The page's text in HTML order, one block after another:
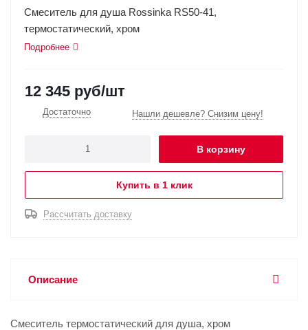
Смеситель для душа Rossinka RS50-41,
термостатический, хром
Подробнее
12 345 руб/шт
Достаточно Нашли дешевле? Снизим цену!
В корзину
Купить в 1 клик
Рассчитать доставку
Описание
Смеситель термостатический для душа, хром